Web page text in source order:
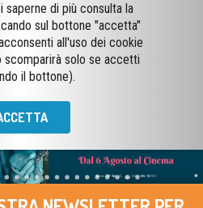
saperne di più consulta la
sul bottone "accetta"
all'uso dei cookie
scomparirà solo se accetti
il bottone).